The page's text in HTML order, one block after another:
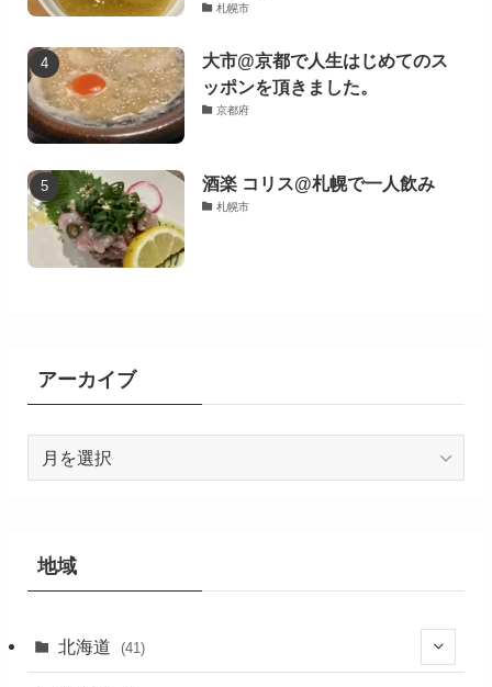
札幌市
大市@京都で人生はじめてのス
ッポンを頂きました。
京都府
酒楽 コリス@札幌で一人飲み
札幌市
アーカイブ
ブ
地域
北海道 (41)